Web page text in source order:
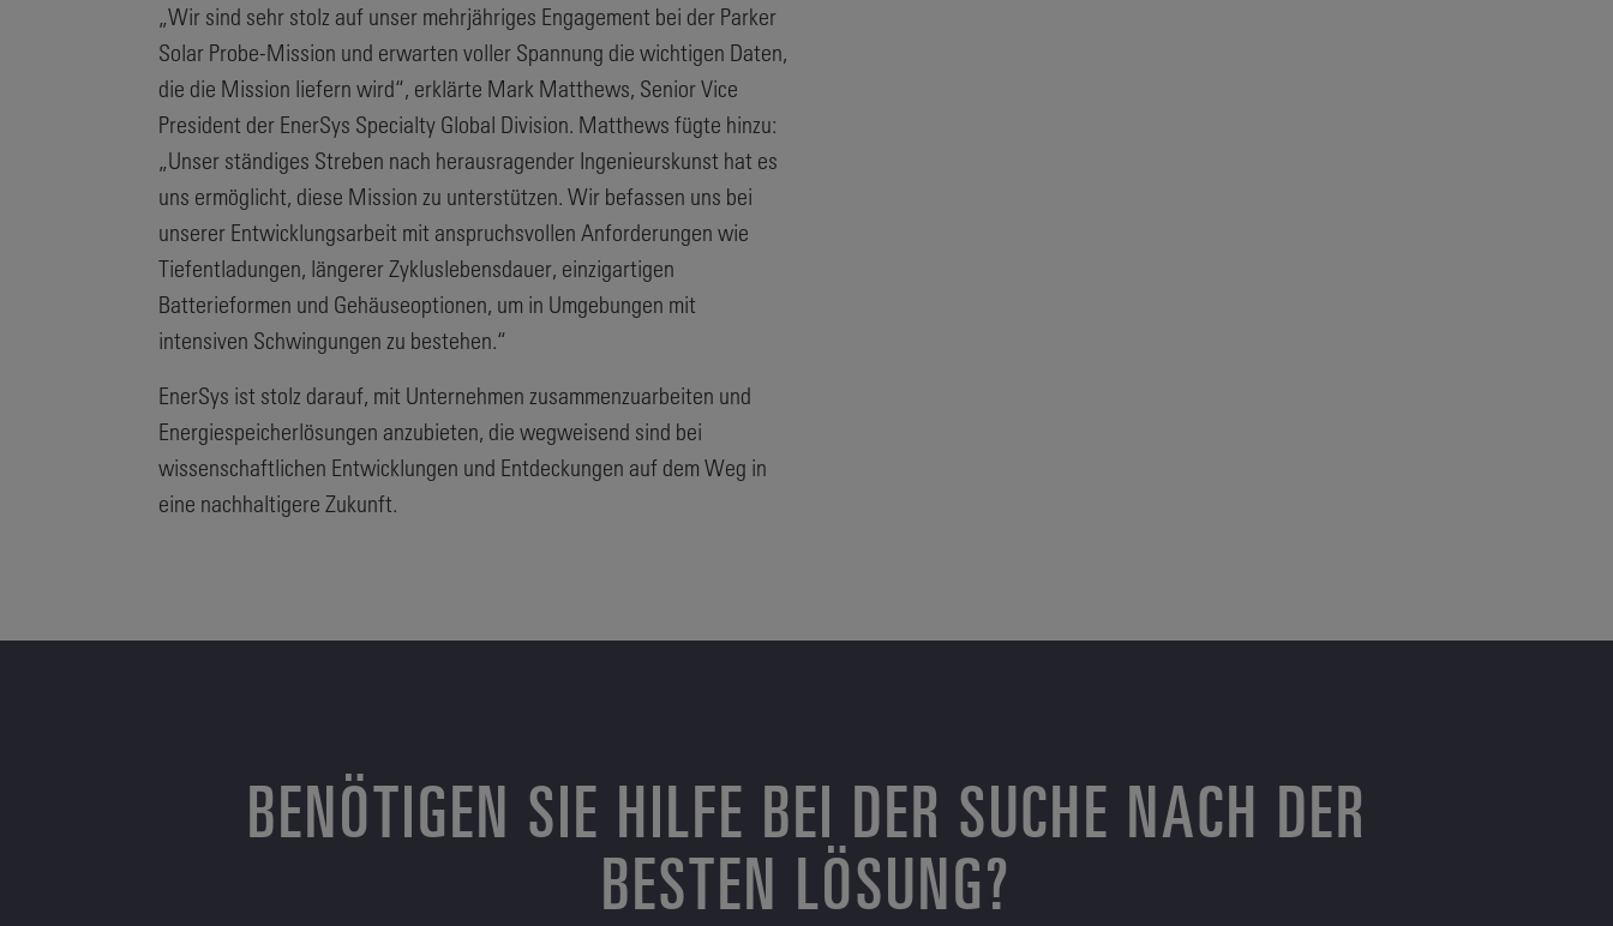
„Wir sind sehr stolz auf unser mehrjähriges Engagement bei der Parker
Solar Probe-Mission und erwarten voller Spannung die wichtigen Daten,
die die Mission liefern wird“, erklärte Mark Matthews, Senior Vice
President der EnerSys Specialty Global Division. Matthews fügte hinzu:
„Unser ständiges Streben nach herausragender Ingenieurskunst hat es
uns ermöglicht, diese Mission zu unterstützen. Wir befassen uns bei
unserer Entwicklungsarbeit mit anspruchsvollen Anforderungen wie
Tiefentladungen, längerer Zykluslebensdauer, einzigartigen
Batterieformen und Gehäuseoptionen, um in Umgebungen mit
intensiven Schwingungen zu bestehen.“
EnerSys ist stolz darauf, mit Unternehmen zusammenzuarbeiten und
Energiespeicherlösungen anzubieten, die wegweisend sind bei
wissenschaftlichen Entwicklungen und Entdeckungen auf dem Weg in
eine nachhaltigere Zukunft.
BENÖTIGEN SIE HILFE BEI DER SUCHE NACH DER
BESTEN LÖSUNG?